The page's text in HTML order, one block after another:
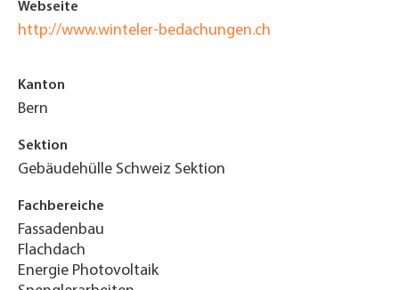
Webseite
http://www.winteler-bedachungen.ch
Kanton
Bern
Sektion
Gebäudehülle Schweiz Sektion
Fachbereiche
Fassadenbau
Flachdach
Energie Photovoltaik